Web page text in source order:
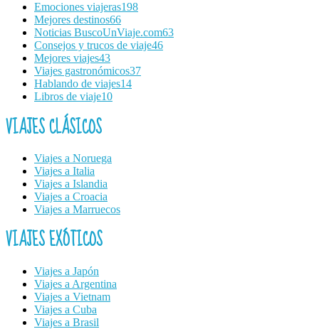
Emociones viajeras198
Mejores destinos66
Noticias BuscoUnViaje.com63
Consejos y trucos de viaje46
Mejores viajes43
Viajes gastronómicos37
Hablando de viajes14
Libros de viaje10
VIAJES CLÁSICOS
Viajes a Noruega
Viajes a Italia
Viajes a Islandia
Viajes a Croacia
Viajes a Marruecos
VIAJES EXÓTICOS
Viajes a Japón
Viajes a Argentina
Viajes a Vietnam
Viajes a Cuba
Viajes a Brasil